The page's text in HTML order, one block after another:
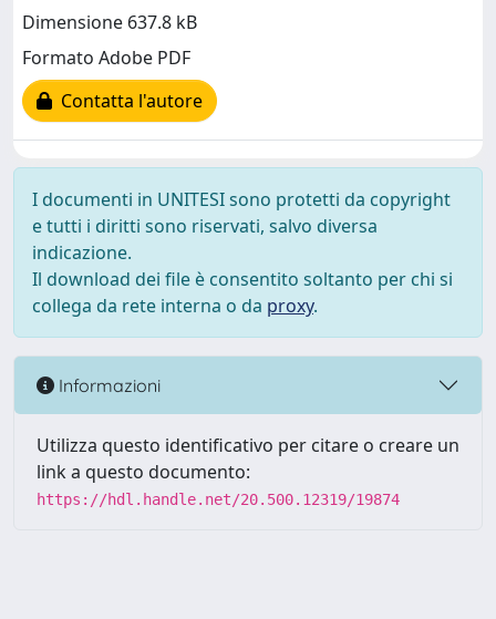
Dimensione 637.8 kB
Formato Adobe PDF
Contatta l'autore
I documenti in UNITESI sono protetti da copyright
e tutti i diritti sono riservati, salvo diversa
indicazione.
Il download dei file è consentito soltanto per chi si
collega da rete interna o da proxy.
Informazioni
Utilizza questo identificativo per citare o creare un
link a questo documento:
https://hdl.handle.net/20.500.12319/19874